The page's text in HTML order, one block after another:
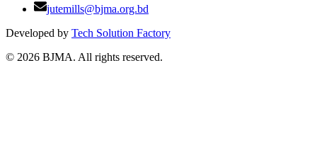
jutemills@bjma.org.bd
Developed by Tech Solution Factory
© 2026 BJMA. All rights reserved.